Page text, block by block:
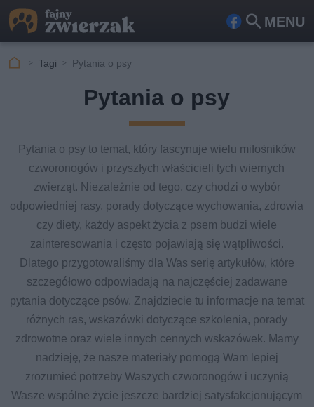
MENU
Fa Szu
Tagi Pytania o psy
Pytania o psy
Pytania o psy to temat, który fascynuje wielu miłośników
czworonogów i przyszłych właścicieli tych wiernych
zwierząt. Niezależnie od tego, czy chodzi o wybór
odpowiedniej rasy, porady dotyczące wychowania, zdrowia
czy diety, każdy aspekt życia z psem budzi wiele
zainteresowania i często pojawiają się wątpliwości.
Dlatego przygotowaliśmy dla Was serię artykułów, które
szczegółowo odpowiadają na najczęściej zadawane
pytania dotyczące psów. Znajdziecie tu informacje na temat
różnych ras, wskazówki dotyczące szkolenia, porady
zdrowotne oraz wiele innych cennych wskazówek. Mamy
nadzieję, że nasze materiały pomogą Wam lepiej
zrozumieć potrzeby Waszych czworonogów i uczynią
Wasze wspólne życie jeszcze bardziej satysfakcjonującym